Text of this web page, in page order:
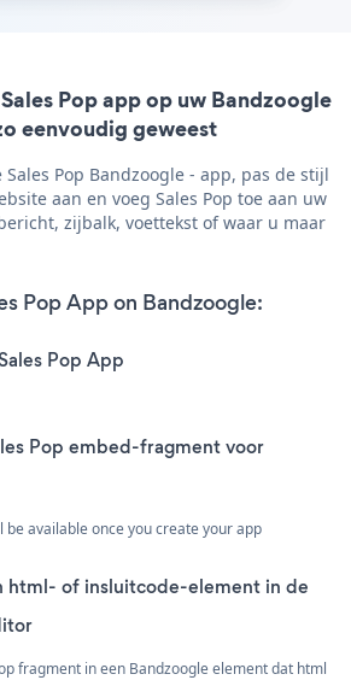
Pop app op uw Bandzoogle
eenvoudig geweest
Pop Bandzoogle - app, pas de stijl
aan en voeg Sales Pop toe aan uw
zijbalk, voettekst of waar u maar
Pop App on Bandzoogle:
Pop App
Pop embed-fragment voor
be available once you create your app
html- of insluitcode-element in de
fragment in een Bandzoogle element dat html